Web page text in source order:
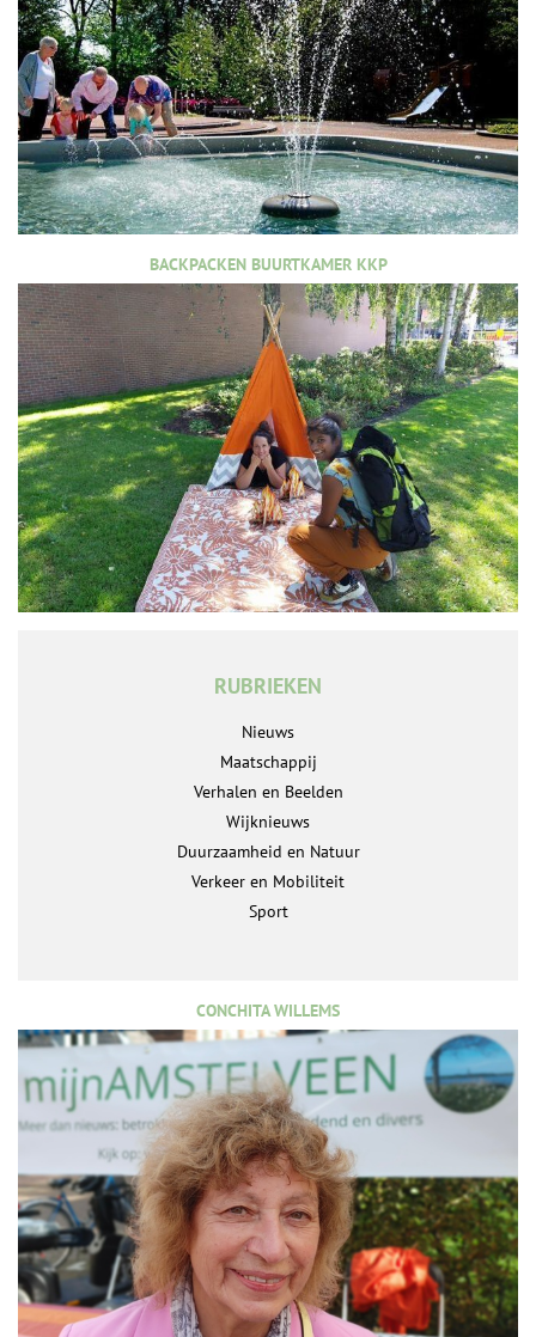
BACKPACKEN BUURTKAMER KKP
RUBRIEKEN
Nieuws
Maatschappij
Verhalen en Beelden
Wijknieuws
Duurzaamheid en Natuur
Verkeer en Mobiliteit
Sport
CONCHITA WILLEMS